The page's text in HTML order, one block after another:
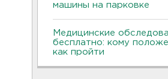
машины на парковке
Медицинские
бесплатно: кому
как пройти